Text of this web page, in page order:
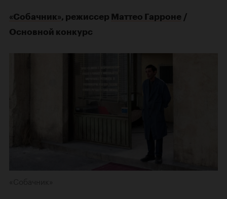
«Собачник», режиссер Маттео Гарроне /
Основной конкурс